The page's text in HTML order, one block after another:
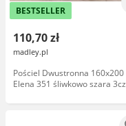
BESTSELLER
110,70 zł
madley.pl
Pościel Dwustronna 160x200
Elena 351 śliwkowo szara 3cz